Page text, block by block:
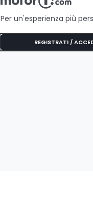
Per un'esperienza più
REGISTRATI /